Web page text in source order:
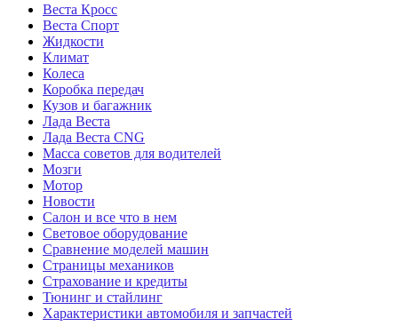
Веста Кросс
Веста Спорт
Жидкости
Климат
Колеса
Коробка передач
Кузов и багажник
Лада Веста
Лада Веста CNG
Масса советов для водителей
Мозги
Мотор
Новости
Салон и все что в нем
Световое оборудование
Сравнение моделей машин
Страницы механиков
Страхование и кредиты
Тюнинг и стайлинг
Характеристики автомобиля и запчастей